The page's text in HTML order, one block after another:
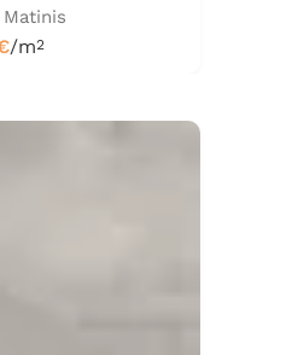
Matinis
/m2